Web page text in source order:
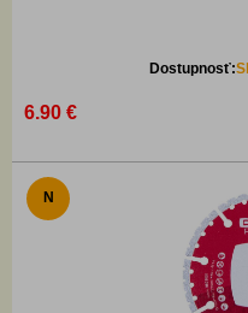
Dostupnosť:
6.90 €
N